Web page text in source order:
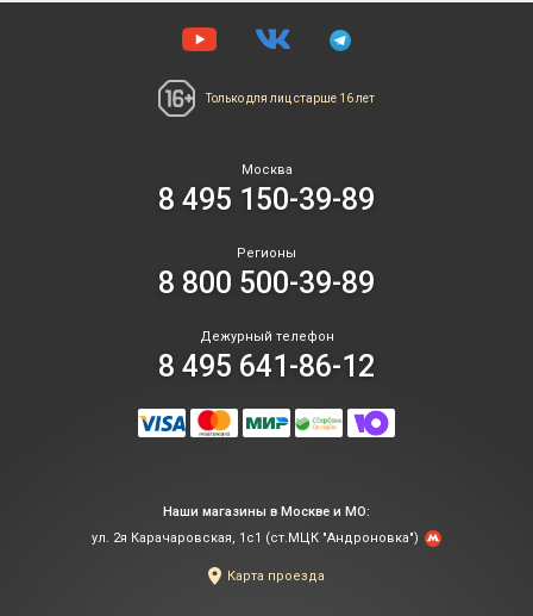
Только для лицстарше 16 лет
Москва
8 495 150-39-89
Регионы
8 800 500-39-89
Дежурный телефон
8 495 641-86-12
Наши магазины в Москве и МО:
ул. 2я Карачаровская, 1с1 (ст.МЦК "Андроновка")
Карта проезда